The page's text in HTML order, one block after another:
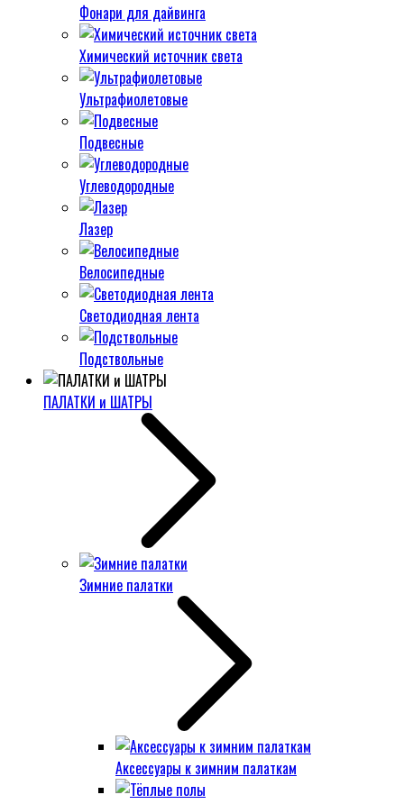
Фонари для дайвинга
Химический источник света
Ультрафиолетовые
Подвесные
Углеводородные
Лазер
Велосипедные
Светодиодная лента
Подствольные
ПАЛАТКИ и ШАТРЫ
Зимние палатки
Аксессуары к зимним палаткам